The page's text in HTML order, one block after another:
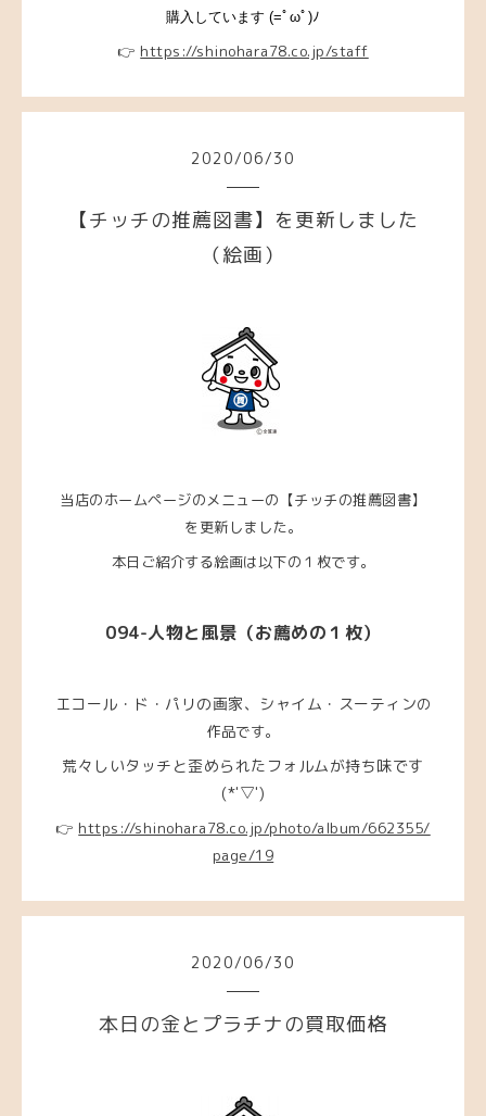
購入しています (=ﾟωﾟ)ﾉ
👉 https://shinohara78.co.jp/staff
2020/06/30
【チッチの推薦図書】を更新しました
（絵画）
当店のホームページのメニューの【チッチの推薦図書】
を更新しました。
本日ご紹介する絵画は以下の１枚です。
094-人物と風景（お薦めの１枚）
エコール・ド・パリの画家、シャイム・スーティンの
作品です。
荒々しいタッチと歪められたフォルムが持ち味です
(*'▽')
👉 https://shinohara78.co.jp/photo/album/662355/
page/19
2020/06/30
本日の金とプラチナの買取価格